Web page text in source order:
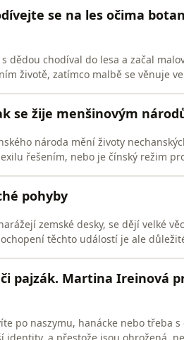
se na les očima
s dědou chodíval do lesa a začal
životě, zatímco malbě se věnuje
a vliv historického hospodaření na
věnuje
se žije menšinovým
národa mění životy
řešením, nebo je čínský režim
proměny Tibetu Jarmilu
pohyby
zemské desky, se dějí velké
těchto událostí je ale
několikrát ročně. Audio vychází z
pajzák. Martina Ireinová
po naszymu, hanácke nebo třeba